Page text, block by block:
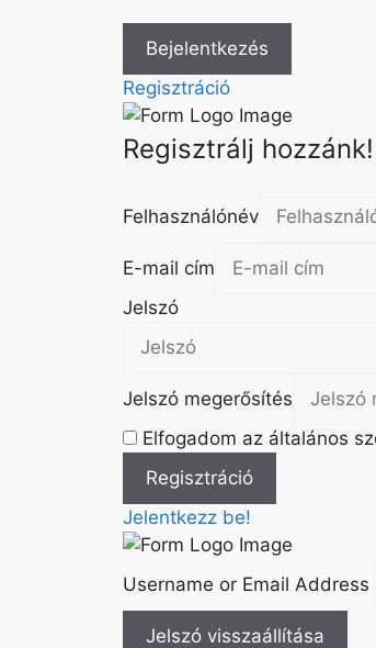
Regisztráció
Regisztrálj hozzánk!
Felhasználónév
E-mail cím
Jelszó
Jelszó megerősítés
Elfogadom az általános
Jelentkezz be!
Username or Email Address